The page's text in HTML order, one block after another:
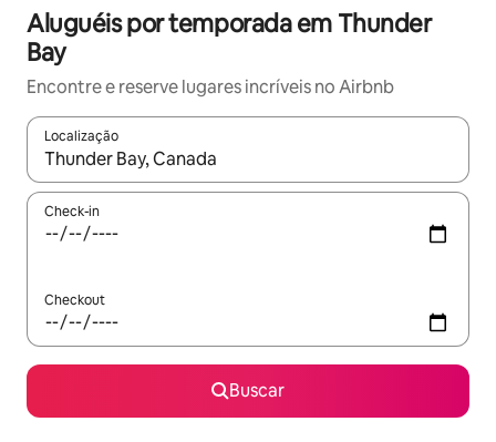
Aluguéis por temporada em Thunder
Bay
Encontre e reserve lugares incríveis no Airbnb
Localização
Quando os resultados estiverem disponíveis, explore-os
Check-in
Checkout
Buscar